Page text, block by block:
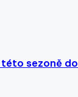
této sezoně